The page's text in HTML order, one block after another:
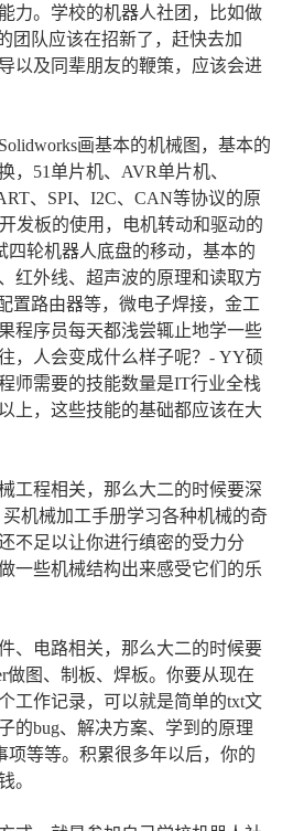
力。学校的机器人社团，比如做
团队应该在招新了，赶快去加
以及同辈朋友的鞭策，应该会进
画基本的机械图，基本的
，51单片机、AVR单片机、
、SPI、I2C、CAN等协议的原
发板的使用，电机转动和驱动的
四轮机器人底盘的移动，基本的
红外线、超声波的原理和读取方
置路由器等，微电子焊接，金工
程序员每天都浅尝辄止地学一些
，人会变成什么样子呢？- YY硕
师需要的技能数量是IT行业全栈
上，这些技能的基础都应该在大
工程相关，那么大二的时候要深
买机械加工手册学习各种机械的奇
不足以让你进行缜密的受力分
一些机械结构出来感受它们的乐
、电路相关，那么大二的时候要
做图、制板、焊板。你要从现在
工作记录，可以就是简单的txt文
的bug、解决方案、学到的原理
项等等。积累很多年以后，你的
。